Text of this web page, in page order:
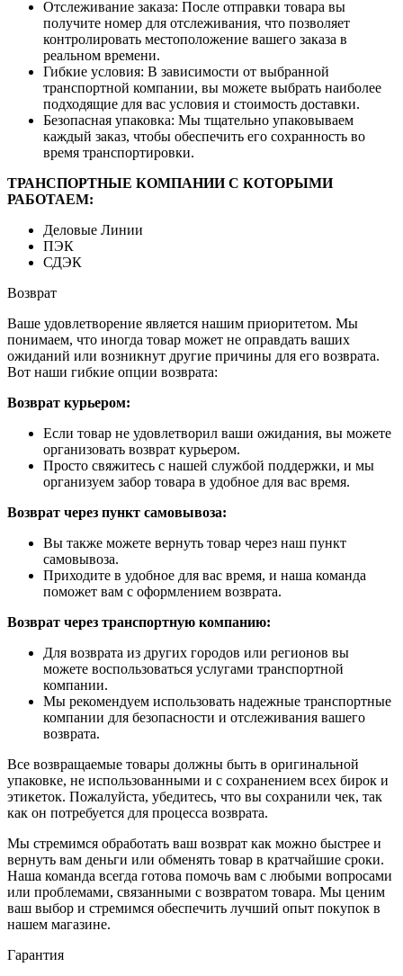
Отслеживание заказа: После отправки товара вы
получите номер для отслеживания, что позволяет
контролировать местоположение вашего заказа в
реальном времени.
Гибкие условия: В зависимости от выбранной
транспортной компании, вы можете выбрать наиболее
подходящие для вас условия и стоимость доставки.
Безопасная упаковка: Мы тщательно упаковываем
каждый заказ, чтобы обеспечить его сохранность во
время транспортировки.
ТРАНСПОРТНЫЕ КОМПАНИИ С КОТОРЫМИ
РАБОТАЕМ:
Деловые Линии
ПЭК
СДЭК
Возврат
Ваше удовлетворение является нашим приоритетом. Мы
понимаем, что иногда товар может не оправдать ваших
ожиданий или возникнут другие причины для его возврата.
Вот наши гибкие опции возврата:
Возврат курьером:
Если товар не удовлетворил ваши ожидания, вы можете
организовать возврат курьером.
Просто свяжитесь с нашей службой поддержки, и мы
организуем забор товара в удобное для вас время.
Возврат через пункт самовывоза:
Вы также можете вернуть товар через наш пункт
самовывоза.
Приходите в удобное для вас время, и наша команда
поможет вам с оформлением возврата.
Возврат через транспортную компанию:
Для возврата из других городов или регионов вы
можете воспользоваться услугами транспортной
компании.
Мы рекомендуем использовать надежные транспортные
компании для безопасности и отслеживания вашего
возврата.
Все возвращаемые товары должны быть в оригинальной
упаковке, не использованными и с сохранением всех бирок и
этикеток. Пожалуйста, убедитесь, что вы сохранили чек, так
как он потребуется для процесса возврата.
Мы стремимся обработать ваш возврат как можно быстрее и
вернуть вам деньги или обменять товар в кратчайшие сроки.
Наша команда всегда готова помочь вам с любыми вопросами
или проблемами, связанными с возвратом товара. Мы ценим
ваш выбор и стремимся обеспечить лучший опыт покупок в
нашем магазине.
Гарантия